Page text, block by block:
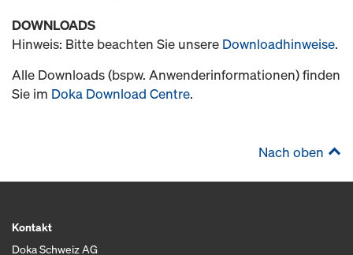
DOWNLOADS
Hinweis: Bitte beachten Sie unsere Downloadhinweise.
Alle Downloads (bspw. Anwenderinformationen) finden
Sie im Doka Download Centre.
Nach oben
Kontakt
Doka Schweiz AG